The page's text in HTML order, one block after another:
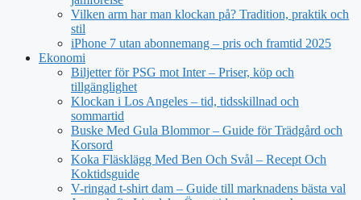
Vilken arm har man klockan på? Tradition, praktik och
stil
iPhone 7 utan abonnemang – pris och framtid 2025
Ekonomi
Biljetter för PSG mot Inter – Priser, köp och
tillgänglighet
Klockan i Los Angeles – tid, tidsskillnad och
sommartid
Buske Med Gula Blommor – Guide för Trädgård och
Korsord
Koka Fläsklägg Med Ben Och Svål – Recept Och
Koktidsguide
V-ringad t-shirt dam – Guide till marknadens bästa val